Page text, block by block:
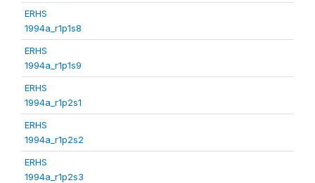
ERHS
1994a_r1p1s8
ERHS
1994a_r1p1s9
ERHS
1994a_r1p2s1
ERHS
1994a_r1p2s2
ERHS
1994a_r1p2s3